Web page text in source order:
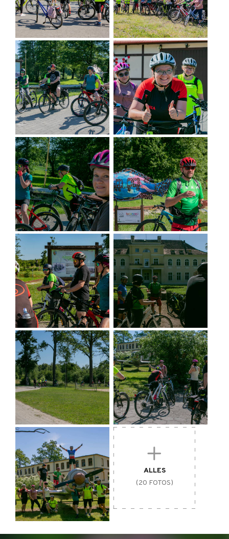
Platz von Ryszard Szurkowski in Świebodów, Fot. Marcin Kozioł
Die Route führt von der "Huberowka" über den
berühmten Damm zwischen den Teichen, durch das
Vogeldorf - Ruda Milicka - nach Wierzchowice und
Świebodów - dem Heimatdorf des legendären
Ryszard Szurkowski. Dann fahren wir um die
Krośnickie-Hügel herum, besteigen den Gęślica-
Hügel und machen einen Naturpfad zwischen den
Krośnickie-Teichen. Auf der Rückfahrt nach
Krosnice können Sie eine Fahrt mit der
Schmalspurbahn von Krosnice (Katarzyna Figura
lehnte sich im großen Filmhit "Zug nach
Hollywood" einst selbst aus dem Waggon dieser
Bahn) oder einen entspannenden Besuch im
Aquapark "Krosnicer Hafen" unternehmen.
Während Ihres Aufenthalts in Krosnice sollten Sie
unbedingt das Weingut Anna besuchen
(Besichtigung der Weinkellerei oder Verkostung).
ALLES
(20 FOTOS)